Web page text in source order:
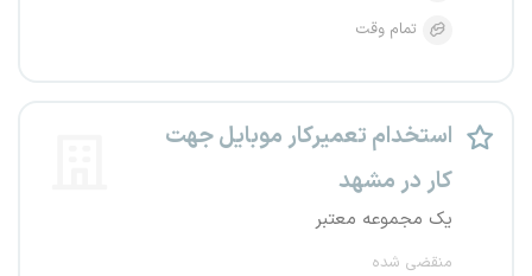
تمام وقت
استخدام تعمیرکار موبایل جهت
کار در مشهد
یک مجموعه معتبر
منقضی شده